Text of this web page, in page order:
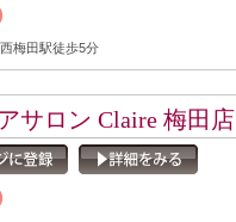
梅田駅徒歩5分
サロン Claire 梅田店